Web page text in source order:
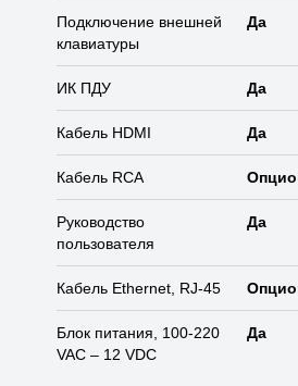
Подключение внешней
клавиатуры
Да
ИК ПДУ Да
Кабель HDMI Да
Кабель RCA
Руководство
пользователя
Да
Кабель Ethernet, RJ-45
Блок питания, 100-220
VAC – 12 VDC
Да